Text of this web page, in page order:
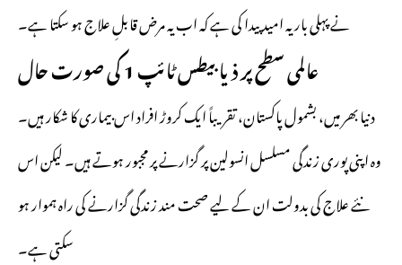
نے پہلی بار یہ امید پیدا کی ہے کہ اب یہ مرض قابلِ علاج ہو سکتا ہے۔
عالمی سطح پر ذیابیطس ٹائپ 1 کی صورت حال
دنیا بھر میں، بشمول پاکستان، تقریباً ایک کروڑ افراد اس بیماری کا شکار ہیں۔
وہ اپنی پوری زندگی مسلسل انسولین پر گزارنے پر مجبور ہوتے ہیں۔ لیکن اس
نئے علاج کی بدولت ان کے لیے صحت مند زندگی گزارنے کی راہ ہموار ہو
سکتی ہے۔